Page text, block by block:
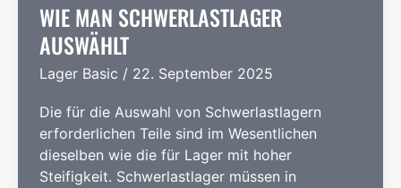
WIE MAN SCHWERLASTLAGER
AUSWÄHLT
Lager Basic / 22. September 2025
Die für die Auswahl von Schwerlastlagern
erforderlichen Teile sind im Wesentlichen
dieselben wie die für Lager mit hoher
Steifigkeit. Schwerlastlager müssen in